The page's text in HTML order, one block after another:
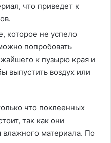
что приведет к
которое не успело
попробовать
к пузырю края и
выпустить воздух или
что поклеенных
так как они
влажного материала. По